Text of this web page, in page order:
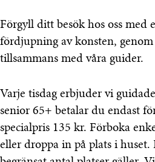
Förgyll ditt besök hos oss med
fördjupning av konsten,
tillsammans med våra guider.
Varje tisdag erbjuder vi
senior 65+ betalar du endast
specialpris 135 kr. Förboka
eller droppa in på plats i